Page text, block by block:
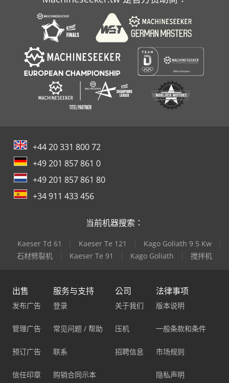
+44 20 331 800 72
+49 201 857 861 0
+49 201 857 861 80
+34 911 433 456
当前机器搜索：
Kaeser Td 61 Kaeser Te 121
Kago Goliath 9 5 Kw
石材劈裂机
Kaeser Te 91 Kago Goliath 搅拌机
出售
发布广告
管理广告
预订广告
信任印章
服务与支持
登录
常见问题 / 帮助
联系
购销合同示本
公司
关于我们
压机
招聘信息
法律事项
版本说明
一般条款和条件
市场规则
隐私声明